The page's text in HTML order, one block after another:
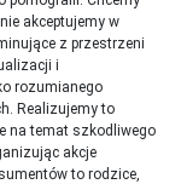
akceptujemy w
z przestrzeni
i
rozumianego
Realizujemy to
na temat szkodliwego
akcje
to rodzice,